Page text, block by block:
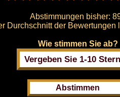
Abstimmungen bisher:
Durchschnitt der Bewertungen
Wie stimmen Sie ab?